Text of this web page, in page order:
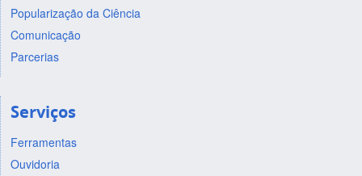
Popularização da Ciência
Comunicação
Parcerias
Serviços
Ferramentas
Ouvidoria